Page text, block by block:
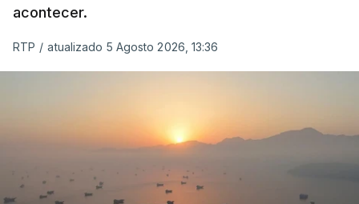
acontecer.
RTP / atualizado 5 Agosto 2026, 13:36